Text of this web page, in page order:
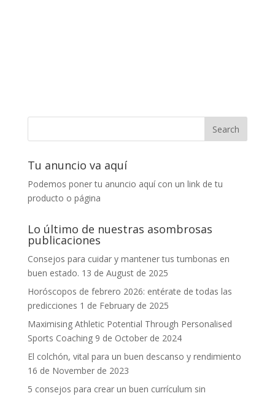
Tu anuncio va aquí
Podemos poner tu anuncio aquí con un link de tu
producto o página
Lo último de nuestras asombrosas
publicaciones
Consejos para cuidar y mantener tus tumbonas en
buen estado. 13 de August de 2025
Horóscopos de febrero 2026: entérate de todas las
predicciones 1 de February de 2025
Maximising Athletic Potential Through Personalised
Sports Coaching 9 de October de 2024
El colchón, vital para un buen descanso y rendimiento
16 de November de 2023
5 consejos para crear un buen currículum sin